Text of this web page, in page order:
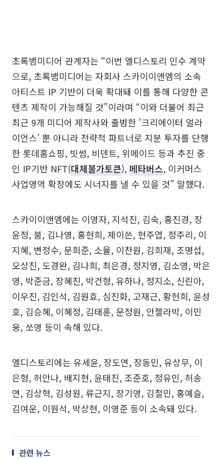
초록뱀미디어 관계자는 “이번 엘디스토리 인수 계약
으로, 초록뱀미디어는 자회사 스카이이앤엠의 소속
아티스트 IP 기반이 더욱 확대돼 이를 통해 다양한 콘
텐츠 제작이 가능해질 것”이라며 “이와 더불어 최근
최근 9개 미디어 제작사와 출범한 '크리에이터 얼라
이언스' 뿐 아니라 전략적 파트너로 지분 투자를 단행
한 롯데홈쇼핑, 빗썸, 비덴트, 위메이드 등과 추진 중
인 IP기반 NFT(대체불가토큰), 메타버스, 이커머스
사업영역 확장에도 시너지를 낼 수 있을 것” 말했다.
스카이이앤엠에는 이영자, 지석진, 김숙, 홍진경, 장
윤정, 붐, 김나영, 홍현희, 제이쓴, 현주엽, 정주리, 이
지혜, 변정수, 문희준, 소율, 이찬원, 김희재, 조명섭,
오상진, 도경완, 김나희, 최은경, 정지영, 김소영, 박은
영, 박준금, 장혜진, 박건형, 유하나, 정지소, 신린아,
이우진, 김인석, 김원효, 심진화, 고재근, 황현희, 윤성
호, 김승혜, 이혜정, 김태훈, 문정원, 안젤라박, 이민
웅, 쏘영 등이 속해 있다.
엘디스토리에는 유세윤, 장도연, 장동민, 유상무, 이
은형, 허안나, 배지현, 윤태진, 조준호, 정유인, 허송
연, 김상혁, 김성원, 류근지, 장기영, 김철민, 홍예슬,
김여운, 이원석, 박상현, 이영준 등이 소속돼 있다.
관련 뉴스